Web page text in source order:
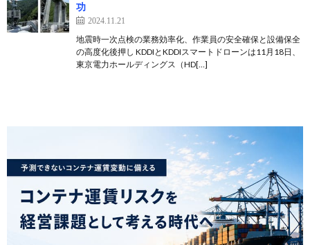
功
2024.11.21
地震時一次点検の業務効率化、作業員の安全確保と設備保全
の高度化後押し KDDIとKDDIスマートドローンは11月18日、
東京電力ホールディングス（HD[…]